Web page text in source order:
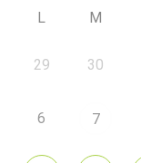
L M
29 30
6 7